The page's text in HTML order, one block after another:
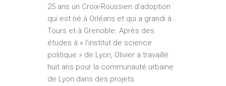
25 ans un Croix-Roussien d’adoption
qui est né à Orléans et qui a grandi à
Tours et à Grenoble. Après des
études à « l’institut de science
politique » de Lyon, Olivier a travaillé
huit ans pour la communauté urbaine
de Lyon dans des projets